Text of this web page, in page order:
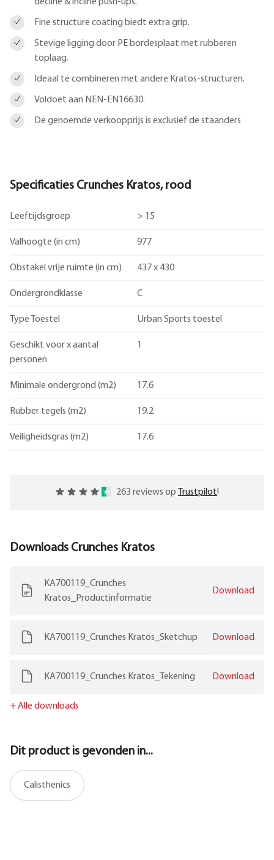
Fine structure coating biedt extra grip.
Stevige ligging door PE bordesplaat met rubberen
toplaag.
Ideaal te combineren met andere Kratos-structuren.
Voldoet aan NEN-EN16630.
De genoemde verkoopprijs is exclusief de staanders
Specificaties Crunches Kratos, rood
Leeftijdsgroep > 15
Valhoogte (in cm) 977
Obstakel vrije ruimte (in cm) 437 x 430
Ondergrondklasse C
Type Toestel Urban Sports toestel
Geschikt voor x aantal
personen
1
Minimale ondergrond (m2) 17.6
Rubber tegels (m2) 19.2
Veiligheidsgras (m2) 17.6
263 reviews op Trustpilot!
Downloads Crunches Kratos
KA700119_Crunches
Kratos_Productinformatie
Download
KA700119_Crunches Kratos_Sketchup Download
KA700119_Crunches Kratos_Tekening Download
+Alle downloads
Dit product is gevonden in...
Calisthenics